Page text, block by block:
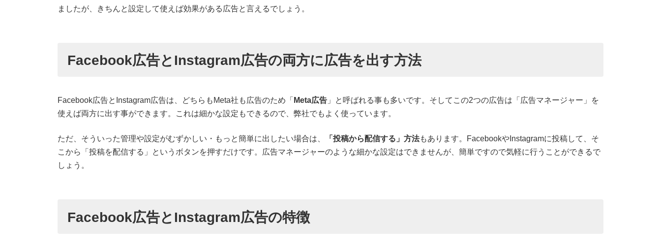
ましたが、きちんと設定して使えば効果がある広告と言えるでしょう。
Facebook広告とInstagram広告の両方に広告を出す方法
Facebook広告とInstagram広告は、どちらもMeta社も広告のため「 Meta広告 」と呼ばれる事も多いです。そしてこの2つの広告は「広告マネージャー」を
使えば両方に出す事ができます。これは細かな設定もできるので、弊社でもよく使っています。
ただ、そういった管理や設定がむずかしい・もっと簡単に出したい場合は、 「投稿から配信する」方法もあります。FacebookやInstagramに投稿して、そ
こから「投稿を配信する」というボタンを押すだけです。広告マネージャーのような細かな設定はできませんが、簡単ですので気軽に行うことができるで
しょう。
Facebook広告とInstagram広告の特徴